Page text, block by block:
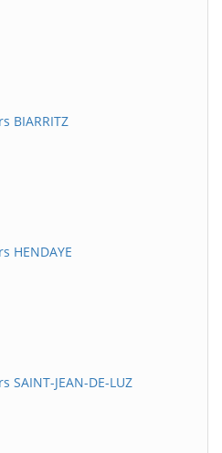
BIARRITZ
HENDAYE
JEAN-DE-LUZ